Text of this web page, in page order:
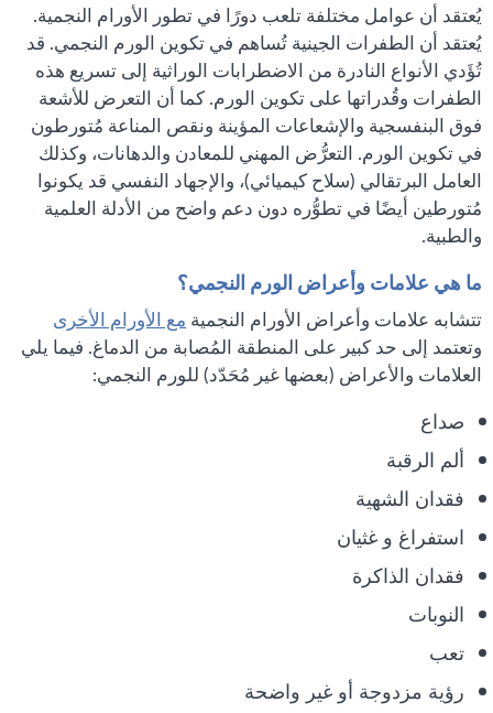
يُعتقد أن عوامل مختلفة تلعب دورًا في تطور الأورام النجمية.
يُعتقد أن الطفرات الجينية تُساهم في تكوين الورم النجمي. قد
تُؤَدي الأنواع النادرة من الاضطرابات الوراثية إلى تسريع هذه
الطفرات وقُدراتها على تكوين الورم. كما أن التعرض للأشعة
فوق البنفسجية والإشعاعات المؤينة ونقص المناعة مُتورطون
في تكوين الورم. التعرُّض المهني للمعادن والدهانات، وكذلك
العامل البرتقالي (سلاح كيميائي)، والإجهاد النفسي قد يكونوا
مُتورطين أيضًا في تطوُّره دون دعم واضح من الأدلة العلمية
والطبية.
ما هي علامات وأعراض الورم النجمي؟
تتشابه علامات وأعراض الأورام النجمية مع الأورام الأخرى
وتعتمد إلى حد كبير على المنطقة المُصابة من الدماغ. فيما يلي
العلامات والأعراض (بعضها غير مُحَدّد) للورم النجمي:
صداع
ألم الرقبة
فقدان الشهية
استفراغ و غثيان
فقدان الذاكرة
النوبات
تعب
رؤية مزدوجة أو غير واضحة